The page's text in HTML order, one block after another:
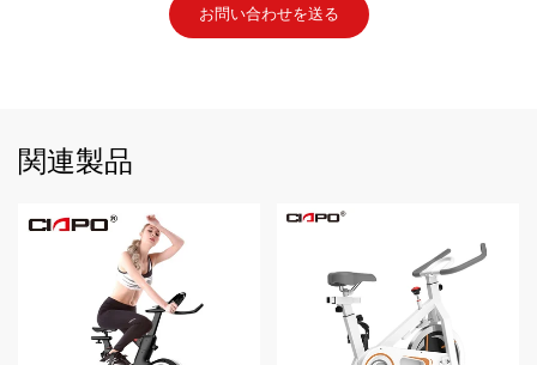
お問い合わせを送る
関連製品